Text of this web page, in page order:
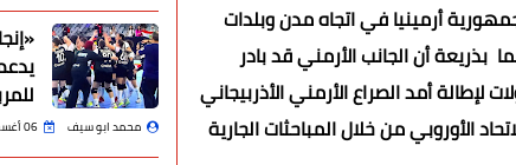
أرمينيا في اتجاه مدن وبلدات
أن الجانب الأرمني قد بادر
لإطالة أمد الصراع الأرمني الأذربيجاني
الأوروبي من خلال المباحثات الجارية
محمد ابو سيف 06 أغسطس 2026